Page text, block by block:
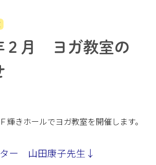
２月 ヨガ教室の
輝きホールでヨガ教室を開催します。
ター 山田康子先生↓